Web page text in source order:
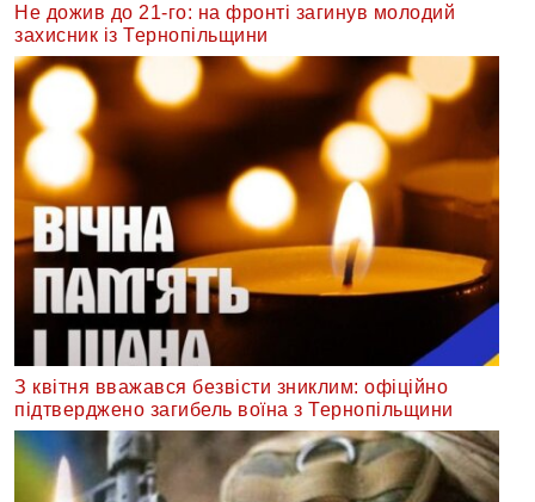
Не дожив до 21-го: на фронті загинув молодий
захисник із Тернопільщини
З квітня вважався безвісти зниклим: офіційно
підтверджено загибель воїна з Тернопільщини